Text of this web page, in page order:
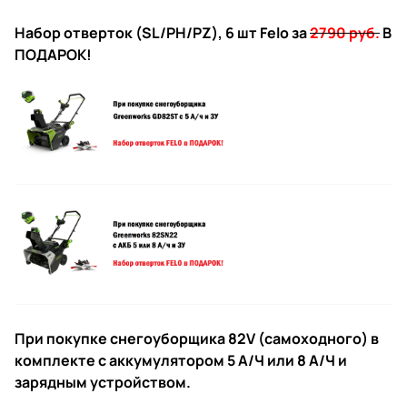
Набор отверток (SL/PH/PZ), 6 шт Feloза2790 руб.В
ПОДАРОК!
При покупке снегоуборщика 82V (самоходного) в
комплекте с аккумулятором 5 А/Ч или 8 А/Ч и
зарядным устройством.